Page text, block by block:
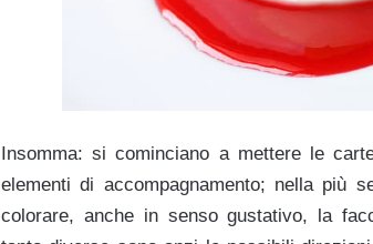
Insomma: si cominciano a mettere le
elementi di accompagnamento; nella più
colorare, anche in senso gustativo, la